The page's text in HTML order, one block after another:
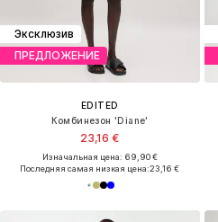
Эксклюзив
ПРЕДЛОЖЕНИЕ
EDITED
Комбинезон 'Diane'
23,16 €
Изначальная цена: 69,90 €
Последняя самая низкая цена:23,16 €